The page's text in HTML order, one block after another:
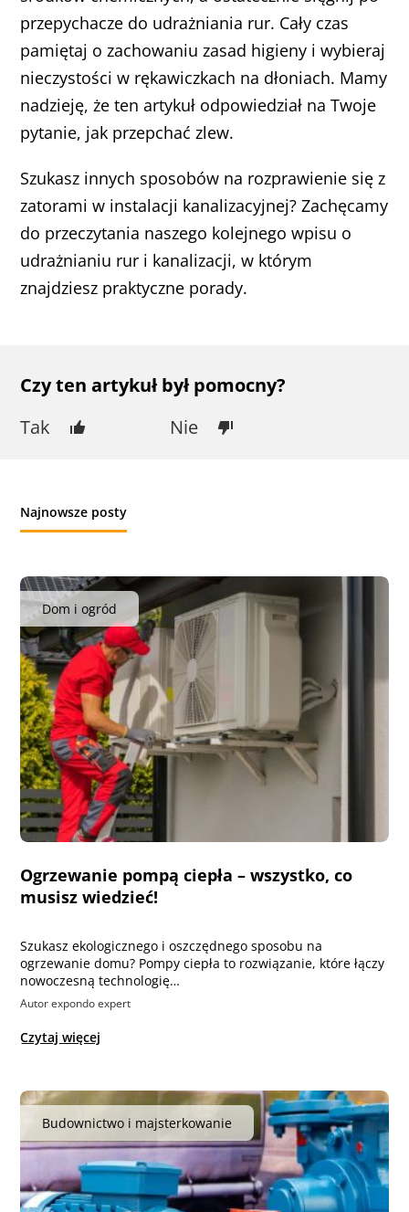
przepychacze do udrażniania rur. Cały czas
pamiętaj o zachowaniu zasad higieny i wybieraj
nieczystości w rękawiczkach na dłoniach. Mamy
nadzieję, że ten artykuł odpowiedział na Twoje
pytanie, jak przepchać zlew.
Szukasz innych sposobów na rozprawienie się z
zatorami w instalacji kanalizacyjnej? Zachęcamy
do przeczytania naszego kolejnego wpisu o
udrażnianiu rur i kanalizacji, w którym
znajdziesz praktyczne porady.
Czy ten artykuł był pomocny?
Tak
Nie
Najnowsze posty
Dom i ogród
Ogrzewanie pompą ciepła – wszystko, co
musisz wiedzieć!
Szukasz ekologicznego i oszczędnego sposobu na
ogrzewanie domu? Pompy ciepła to rozwiązanie, które łączy
nowoczesną technologię…
Autor expondo expert
Czytaj więcej
Budownictwo i majsterkowanie